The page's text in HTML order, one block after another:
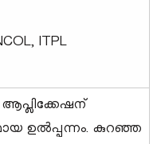
ITPL
ഉൽപ്പന്നം. കുറഞ്ഞ